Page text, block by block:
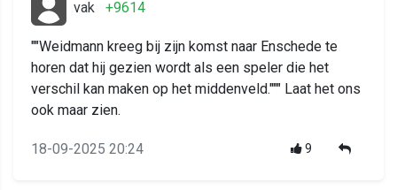
vak +9614
""Weidmann kreeg bij zijn komst naar Enschede te
horen dat hij gezien wordt als een speler die het
verschil kan maken op het middenveld.""" Laat het ons
ook maar zien.
18-09-2025 20:24 9